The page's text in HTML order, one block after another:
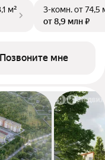
м²
3-комн.от 74,5
от 8,9 млн ₽
Позвоните мне